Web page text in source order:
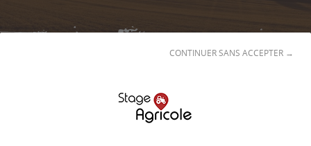
CONTINUER SANS ACCEPTER →